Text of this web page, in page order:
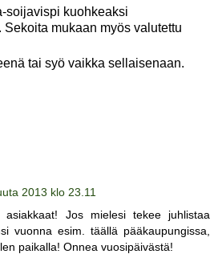
soijavispi kuohkeaksi
mukaan myös valutettu
tai syö vaikka sellaisenaan.
2013 klo 23.11
Jos mielesi tekee juhlistaa
vuonna esim. täällä pääkaupungissa,
paikalla! Onnea vuosipäivästä!